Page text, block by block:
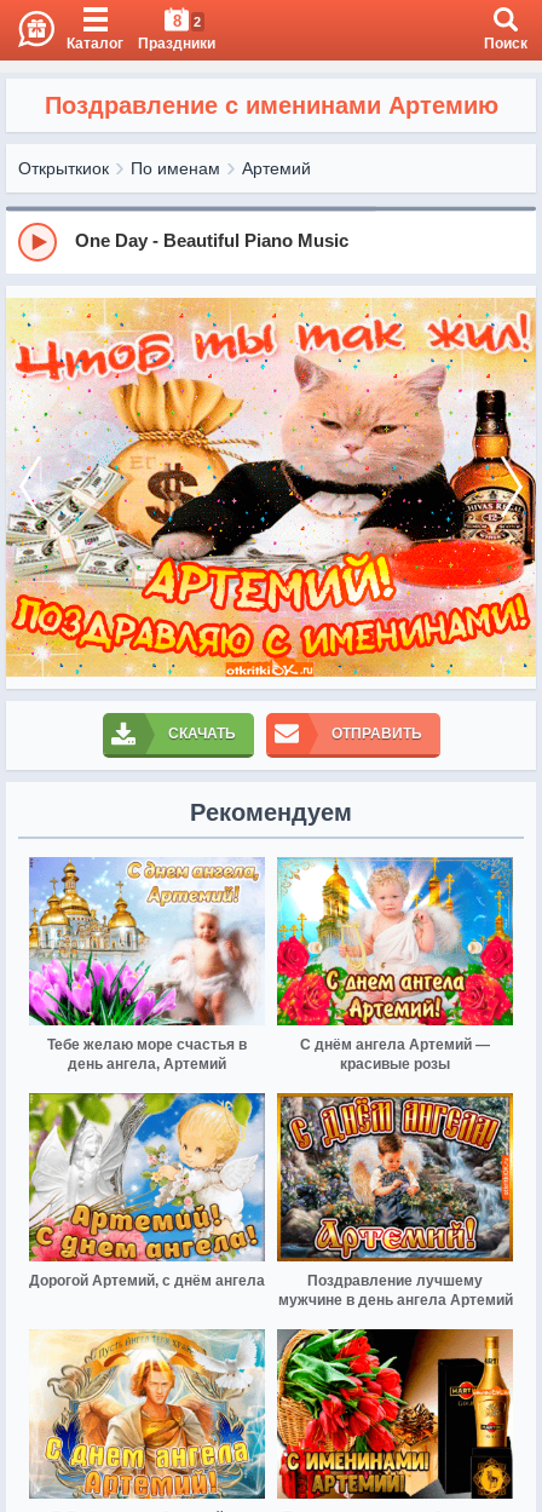
Каталог
8 2
Праздники Поиск
Поздравление с именинами Артемию
Открыткиок По именам Артемий
One Day - Beautiful Piano Music
СКАЧАТЬ ОТПРАВИТЬ
Рекомендуем
Тебе желаю море счастья в
день ангела, Артемий
С днём ангела Артемий —
красивые розы
Дорогой Артемий, с днём ангела
Поздравление лучшему
мужчине в день ангела Артемий